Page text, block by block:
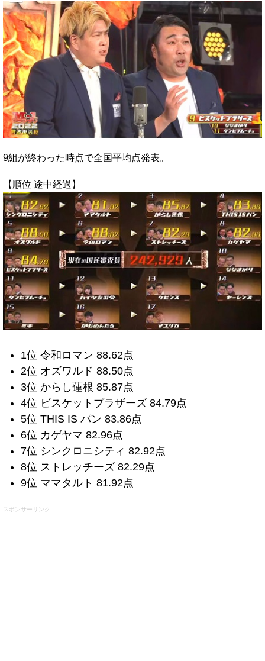
9組が終わった時点で全国平均点発表。
【順位 途中経過】
1位 令和ロマン 88.62点
2位 オズワルド 88.50点
3位 からし蓮根 85.87点
4位 ビスケットブラザーズ 84.79点
5位 THIS IS パン 83.86点
6位 カゲヤマ 82.96点
7位 シンクロニシティ 82.92点
8位 ストレッチーズ 82.29点
9位 ママタルト 81.92点
スポンサーリンク